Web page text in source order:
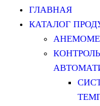
ГЛАВНАЯ
КАТАЛОГ